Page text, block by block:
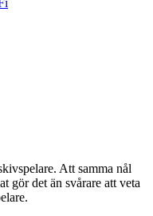
Att samma nål
gör det än svårare att veta